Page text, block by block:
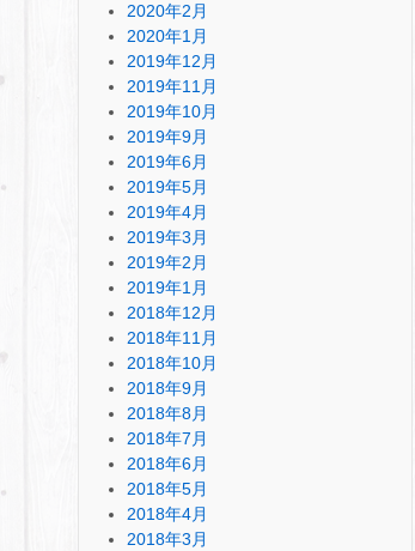
2020年2月
2020年1月
2019年12月
2019年11月
2019年10月
2019年9月
2019年6月
2019年5月
2019年4月
2019年3月
2019年2月
2019年1月
2018年12月
2018年11月
2018年10月
2018年9月
2018年8月
2018年7月
2018年6月
2018年5月
2018年4月
2018年3月